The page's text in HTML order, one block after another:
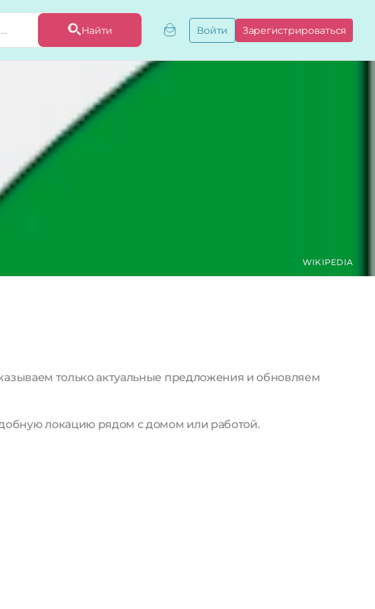
Найти
привязать бизнес
Запросы на привязку
Сертификаты
Войти Зарегистрироваться
WIKIPEDIA
только актуальные предложения и обновляем
локацию рядом с домом или работой.